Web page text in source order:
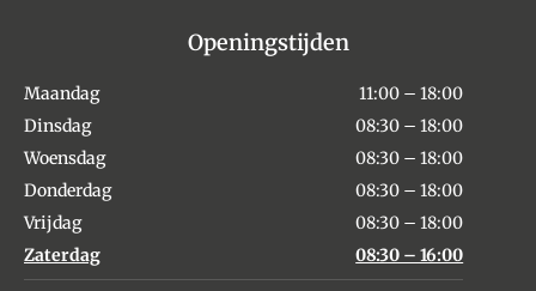
Openingstijden
Maandag
11:00 – 18:00
Dinsdag
08:30 – 18:00
Woensdag
08:30 – 18:00
Donderdag
08:30 – 18:00
Vrijdag
08:30 – 18:00
Zaterdag
08:30 – 16:00